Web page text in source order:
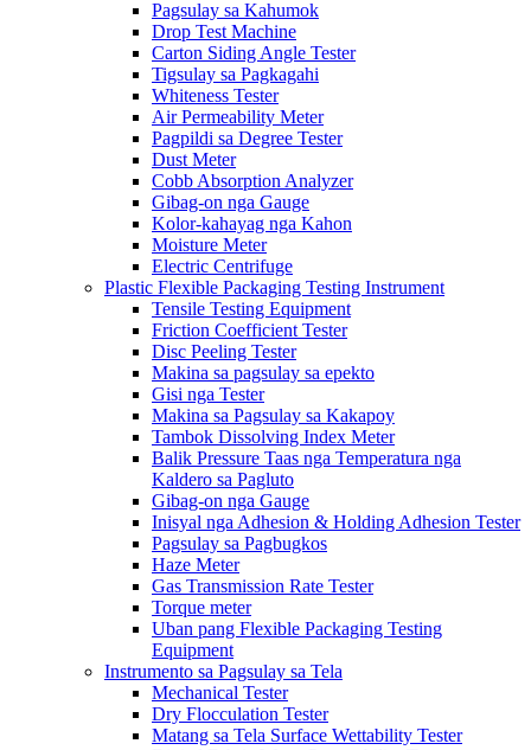
Pagsulay sa Kahumok
Drop Test Machine
Carton Siding Angle Tester
Tigsulay sa Pagkagahi
Whiteness Tester
Air Permeability Meter
Pagpildi sa Degree Tester
Dust Meter
Cobb Absorption Analyzer
Gibag-on nga Gauge
Kolor-kahayag nga Kahon
Moisture Meter
Electric Centrifuge
Plastic Flexible Packaging Testing Instrument
Tensile Testing Equipment
Friction Coefficient Tester
Disc Peeling Tester
Makina sa pagsulay sa epekto
Gisi nga Tester
Makina sa Pagsulay sa Kakapoy
Tambok Dissolving Index Meter
Balik Pressure Taas nga Temperatura nga
Kaldero sa Pagluto
Gibag-on nga Gauge
Inisyal nga Adhesion & Holding Adhesion Tester
Pagsulay sa Pagbugkos
Haze Meter
Gas Transmission Rate Tester
Torque meter
Uban pang Flexible Packaging Testing
Equipment
Instrumento sa Pagsulay sa Tela
Mechanical Tester
Dry Flocculation Tester
Matang sa Tela Surface Wettability Tester